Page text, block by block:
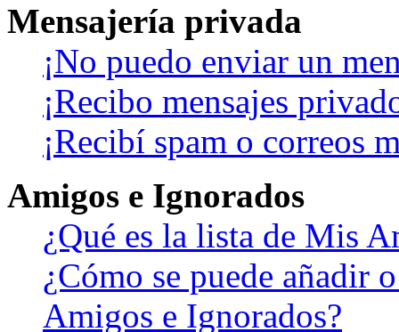
Mensajería privada
¡No puedo enviar un
¡Recibo mensajes
¡Recibí spam o correos
Amigos e Ignorados
¿Qué es la lista de Mis
¿Cómo se puede añadir
Amigos e Ignorados?